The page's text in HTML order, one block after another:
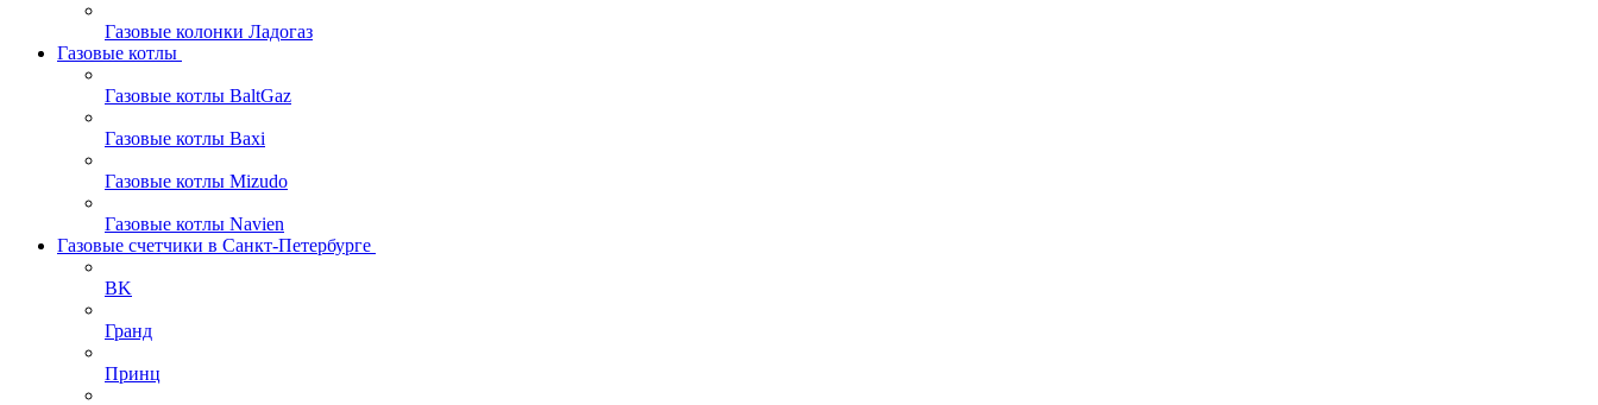
Газовые колонки Ладогаз
Газовые котлы
Газовые котлы BaltGaz
Газовые котлы Baxi
Газовые котлы Mizudo
Газовые котлы Navien
Газовые счетчики в Санкт-Петербурге
BK
Гранд
Принц